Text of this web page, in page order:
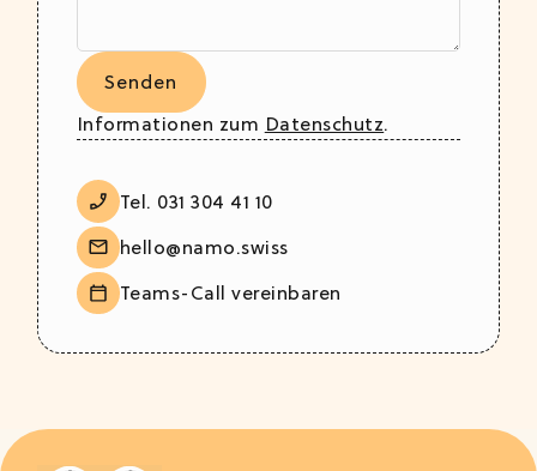
Informationen zum Datenschutz.
Tel. 031 304 41 10
hello@namo.swiss
Teams-Call vereinbaren